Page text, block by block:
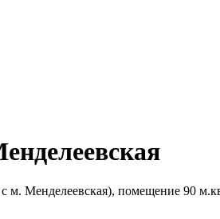
м. Менделеевская), помещение 90